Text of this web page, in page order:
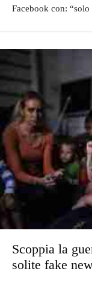
Facebook con:
Scoppia la
solite fake